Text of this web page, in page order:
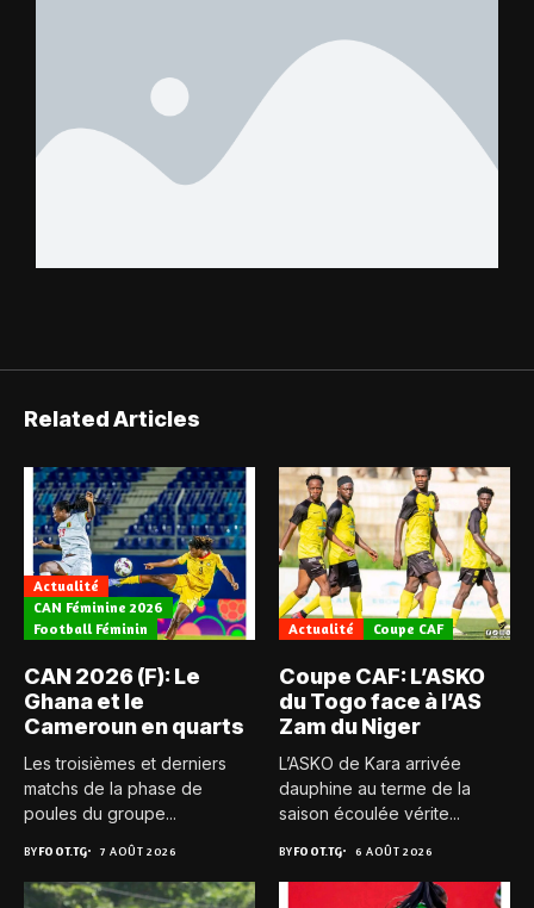
Related Articles
Actualité
CAN Féminine 2026
Football Féminin
CAN 2026 (F): Le
Ghana et le
Cameroun en quarts
Les troisièmes et derniers
matchs de la phase de
poules du groupe...
BYFOOT.TG 7 AOÛT 2026
Actualité Coupe CAF
Coupe CAF: L’ASKO
du Togo face à l’AS
Zam du Niger
L’ASKO de Kara arrivée
dauphine au terme de la
saison écoulée vérite...
BYFOOT.TG 6 AOÛT 2026